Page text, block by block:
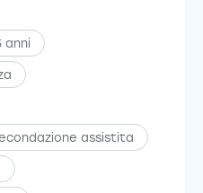
anni
assistita